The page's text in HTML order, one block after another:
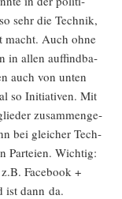
sehr die Tech­nik,
macht. Auch ohne
in allen auf­find­ba­
auch von unten
so Initia­ti­ven. Mit
zusam­men­ge­
bei glei­cher Tech­
Par­tei­en. Wich­tig:
Face­book +
ist dann da.